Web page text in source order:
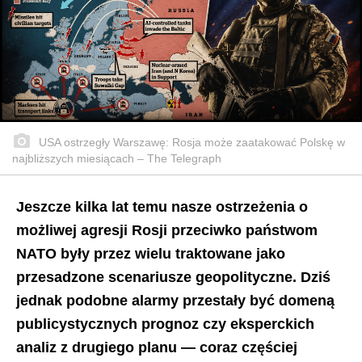
USA ostrzegły Warszawę: Rosja może zaatakować Polskę w
najbliższych miesiącach – The Telegraph
Jeszcze kilka lat temu nasze ostrzeżenia o
możliwej agresji Rosji przeciwko państwom
NATO były przez wielu traktowane jako
przesadzone scenariusze geopolityczne. Dziś
jednak podobne alarmy przestały być domeną
publicystycznych prognoz czy eksperckich
analiz z drugiego planu — coraz częściej